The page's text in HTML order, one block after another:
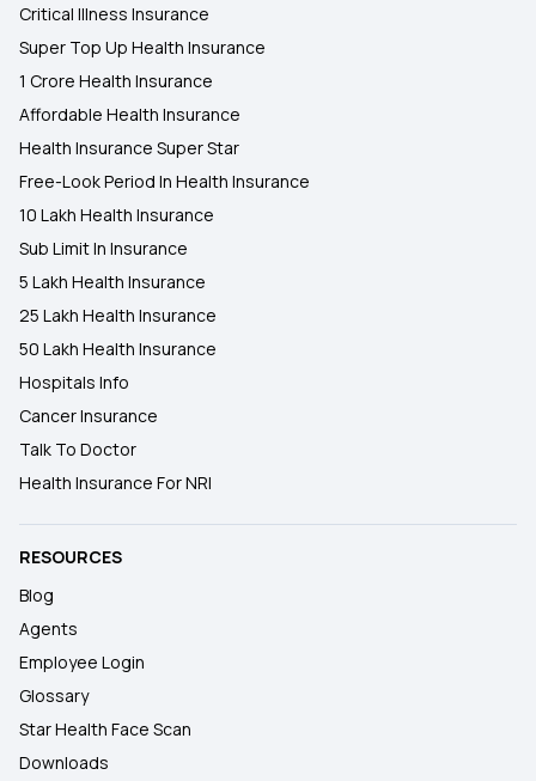
Critical Illness Insurance
Super Top Up Health Insurance
1 Crore Health Insurance
Affordable Health Insurance
Health Insurance Super Star
Free-Look Period In Health Insurance
10 Lakh Health Insurance
Sub Limit In Insurance
5 Lakh Health Insurance
25 Lakh Health Insurance
50 Lakh Health Insurance
Hospitals Info
Cancer Insurance
Talk To Doctor
Health Insurance For NRI
RESOURCES
Blog
Agents
Employee Login
Glossary
Star Health Face Scan
Downloads